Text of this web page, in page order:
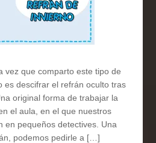
vez que comparto este tipo de
es descifrar el refrán oculto tras
original forma de trabajar la
el aula, en el que nuestros
en pequeños detectives. Una
podemos pedirle a […]